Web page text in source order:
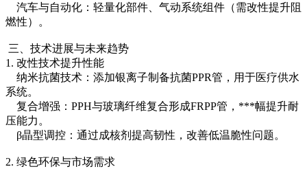
汽车与自动化：轻量化部件、气动系统组件（需改性提升阻
燃性）。
三、技术进展与未来趋势
1. 改性技术提升性能
纳米抗菌技术：添加银离子制备抗菌PPR管，用于医疗供水
系统。
复合增强：PPH与玻璃纤维复合形成FRPP管，***幅提升耐
压能力。
β晶型调控：通过成核剂提高韧性，改善低温脆性问题。
2. 绿色环保与市场需求